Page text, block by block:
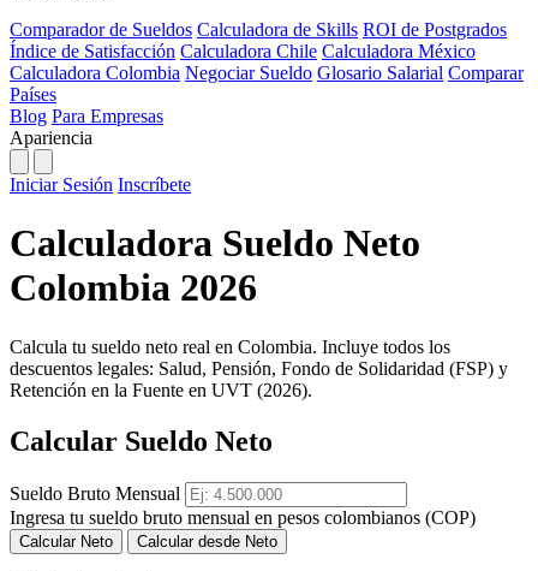
Comparador de Sueldos Calculadora de Skills ROI de Postgrados
Índice de Satisfacción Calculadora Chile Calculadora México
Calculadora Colombia Negociar Sueldo Glosario Salarial Comparar
Países
Blog Para Empresas
Apariencia
Iniciar Sesión Inscríbete
Calculadora Sueldo Neto
Colombia 2026
Calcula tu sueldo neto real en Colombia. Incluye todos los
descuentos legales: Salud, Pensión, Fondo de Solidaridad (FSP) y
Retención en la Fuente en UVT (2026).
Calcular Sueldo Neto
Sueldo Bruto Mensual
Ingresa tu sueldo bruto mensual en pesos colombianos (COP)
Calcular Neto Calcular desde Neto